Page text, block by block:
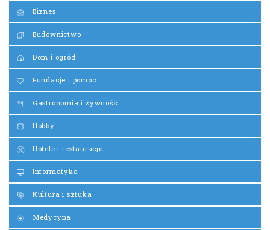
Biznes
Budownictwo
Dom i ogród
Fundacje i pomoc
Gastronomia i żywność
Hobby
Hotele i restauracje
Informatyka
Kultura i sztuka
Medycyna